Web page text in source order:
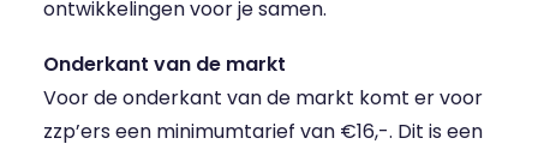
ontwikkelingen voor je samen.
Onderkant van de markt
Voor de onderkant van de markt komt er voor
zzp’ers een minimumtarief van €16,-. Dit is een